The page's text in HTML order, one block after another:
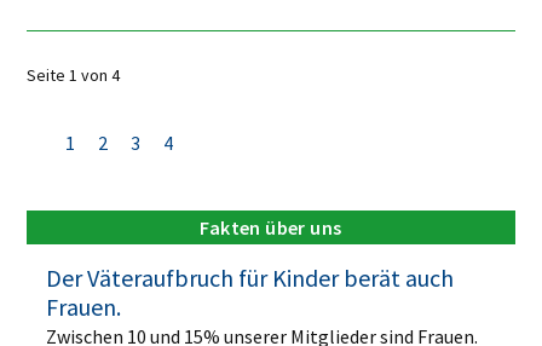
Seite 1 von 4
1 2 3 4
Fakten über uns
Der Väteraufbruch für Kinder berät auch
Frauen.
Zwischen 10 und 15% unserer Mitglieder sind Frauen.